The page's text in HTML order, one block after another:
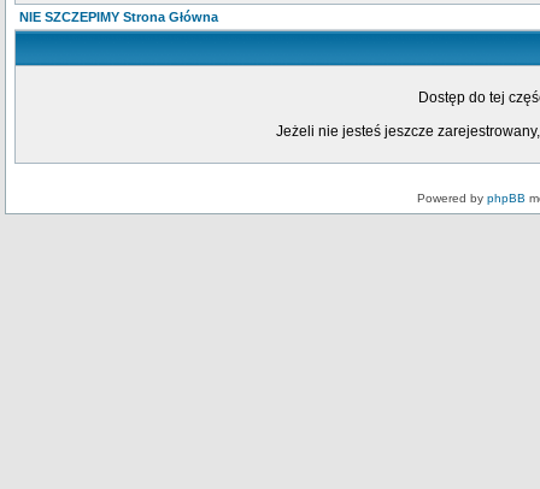
NIE SZCZEPIMY Strona Główna
Dostęp do tej
Jeżeli nie jesteś jeszcze
Powered by phpBB